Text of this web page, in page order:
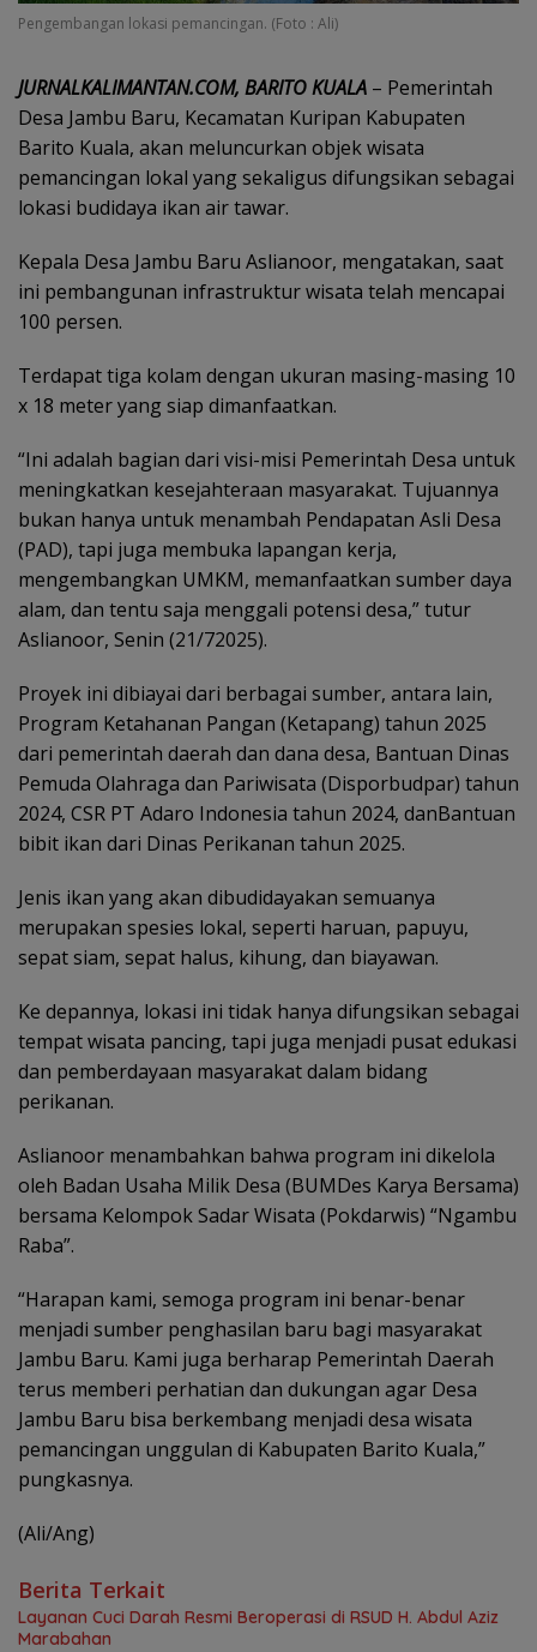
Pengembangan lokasi pemancingan. (Foto : Ali)
JURNALKALIMANTAN.COM, BARITO KUALA – Pemerintah
Desa Jambu Baru, Kecamatan Kuripan Kabupaten
Barito Kuala, akan meluncurkan objek wisata
pemancingan lokal yang sekaligus difungsikan sebagai
lokasi budidaya ikan air tawar.
Kepala Desa Jambu Baru Aslianoor, mengatakan, saat
ini pembangunan infrastruktur wisata telah mencapai
100 persen.
Terdapat tiga kolam dengan ukuran masing-masing 10
x 18 meter yang siap dimanfaatkan.
“Ini adalah bagian dari visi-misi Pemerintah Desa untuk
meningkatkan kesejahteraan masyarakat. Tujuannya
bukan hanya untuk menambah Pendapatan Asli Desa
(PAD), tapi juga membuka lapangan kerja,
mengembangkan UMKM, memanfaatkan sumber daya
alam, dan tentu saja menggali potensi desa,” tutur
Aslianoor, Senin (21/72025).
Proyek ini dibiayai dari berbagai sumber, antara lain,
Program Ketahanan Pangan (Ketapang) tahun 2025
dari pemerintah daerah dan dana desa, Bantuan Dinas
Pemuda Olahraga dan Pariwisata (Disporbudpar) tahun
2024, CSR PT Adaro Indonesia tahun 2024, danBantuan
bibit ikan dari Dinas Perikanan tahun 2025.
Jenis ikan yang akan dibudidayakan semuanya
merupakan spesies lokal, seperti haruan, papuyu,
sepat siam, sepat halus, kihung, dan biayawan.
Ke depannya, lokasi ini tidak hanya difungsikan sebagai
tempat wisata pancing, tapi juga menjadi pusat edukasi
dan pemberdayaan masyarakat dalam bidang
perikanan.
Aslianoor menambahkan bahwa program ini dikelola
oleh Badan Usaha Milik Desa (BUMDes Karya Bersama)
bersama Kelompok Sadar Wisata (Pokdarwis) “Ngambu
Raba”.
“Harapan kami, semoga program ini benar-benar
menjadi sumber penghasilan baru bagi masyarakat
Jambu Baru. Kami juga berharap Pemerintah Daerah
terus memberi perhatian dan dukungan agar Desa
Jambu Baru bisa berkembang menjadi desa wisata
pemancingan unggulan di Kabupaten Barito Kuala,”
pungkasnya.
(Ali/Ang)
Berita Terkait
Layanan Cuci Darah Resmi Beroperasi di RSUD H. Abdul Aziz
Marabahan